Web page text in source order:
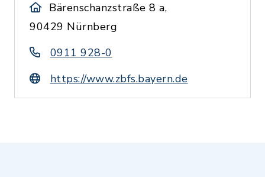
Bärenschanzstraße 8 a,
90429 Nürnberg
0911 928-0
https://www.zbfs.bayern.de